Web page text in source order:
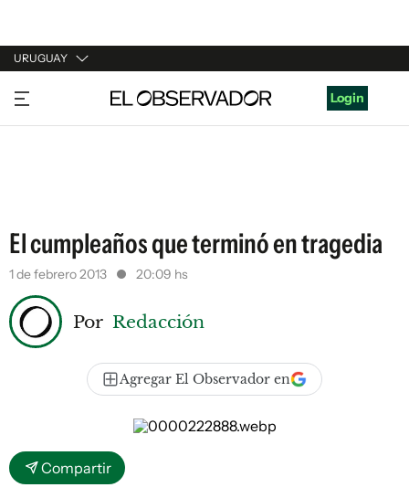
URUGUAY
URUGUAY
ARGENTINA
Login
El cumpleaños que terminó en tragedia
1 de febrero 2013 20:09 hs
Por Redacción
Agregar El Observador en
Compartir